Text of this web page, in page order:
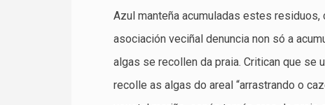
Azul manteña acumuladas estes
asociación veciñal denuncia non só a
algas se recollen da praia. Critican que se
recolle as algas do areal “arrastrando o